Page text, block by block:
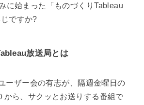
に始まった「ものづくりTableau
ですか?
放送局とは
ーザー会の有志が、隔週金曜日の
から、サクッとお送りする番組で